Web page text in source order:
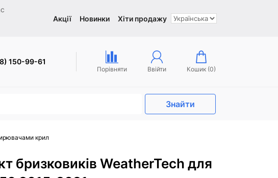
Акції Новинки Хіти продажу
150-99-61
Порівняти Ввійти Кошик (0)
Знайти
крил
бризковиків WeatherTech для